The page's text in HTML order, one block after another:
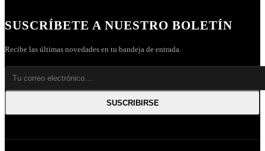
SUSCRÍBETE A NUESTRO BOLETÍN
Recibe las últimas novedades en tu bandeja de entrada.
SUSCRIBIRSE